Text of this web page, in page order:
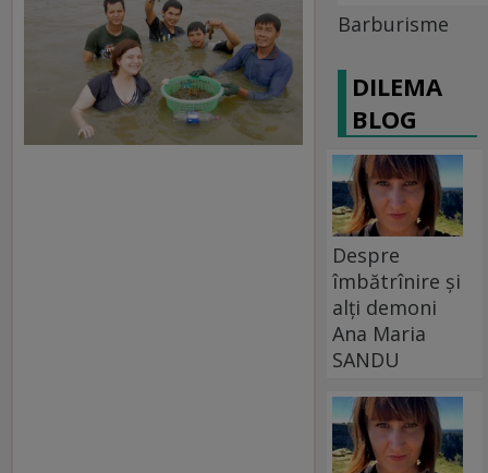
Barburisme
DILEMA
BLOG
Despre
îmbătrînire și
alți demoni
Ana Maria
SANDU